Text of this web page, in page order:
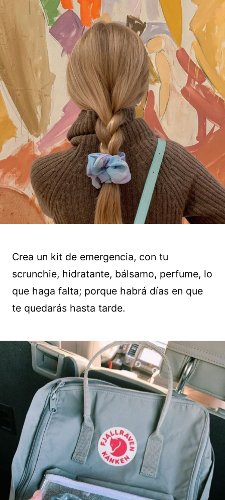
Crea un kit de emergencia, con tu
scrunchie, hidratante, bálsamo, perfume, lo
que haga falta; porque habrá días en que
te quedarás hasta tarde.